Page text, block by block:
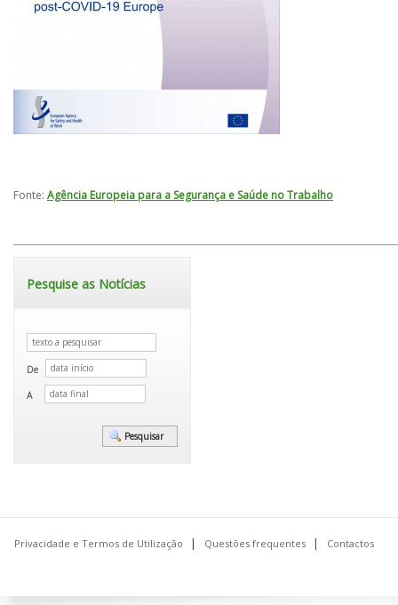
Fonte: Agência Europeia para a Segurança e Saúde no Trabalho
Pesquise as Notícias
De
A
Privacidade e Termos de Utilização Questões frequentes Contactos